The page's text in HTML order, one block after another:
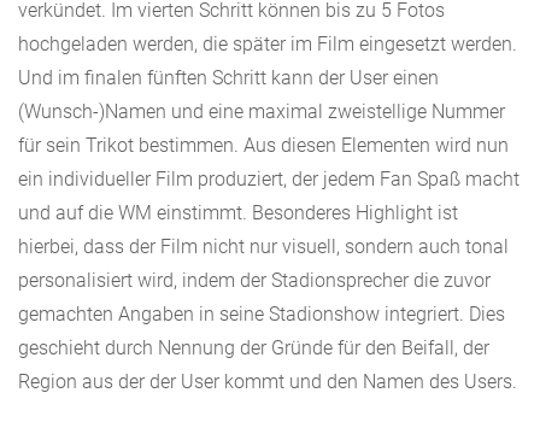
verkündet. Im vierten Schritt können bis zu 5 Fotos
hochgeladen werden, die später im Film eingesetzt werden.
Und im finalen fünften Schritt kann der User einen
(Wunsch-)Namen und eine maximal zweistellige Nummer
für sein Trikot bestimmen. Aus diesen Elementen wird nun
ein individueller Film produziert, der jedem Fan Spaß macht
und auf die WM einstimmt. Besonderes Highlight ist
hierbei, dass der Film nicht nur visuell, sondern auch tonal
personalisiert wird, indem der Stadionsprecher die zuvor
gemachten Angaben in seine Stadionshow integriert. Dies
geschieht durch Nennung der Gründe für den Beifall, der
Region aus der der User kommt und den Namen des Users.